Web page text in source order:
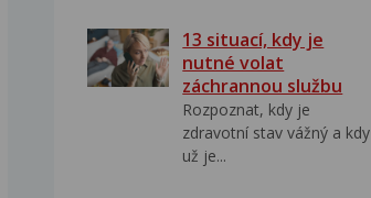
13 situací, kdy je
nutné volat
záchrannou službu
Rozpoznat, kdy je
zdravotní stav vážný a kdy
už je...